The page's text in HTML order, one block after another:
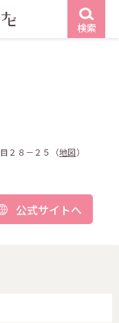
検索
２８－２５（地図）
公式サイトへ